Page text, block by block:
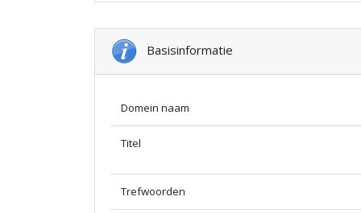
Basisinformatie
Domein naam
Titel
Trefwoorden